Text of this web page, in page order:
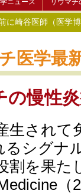
ニュース リウマ
に崎谷医師（医学
医学最
の慢性
生されて
るシグナ
割を果た
（